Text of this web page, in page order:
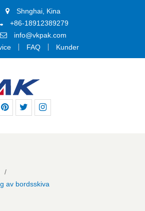
Shnghai, Kina
+86-18912389279
info@vkpak.com
FAQ Kunder
av bordsskiva